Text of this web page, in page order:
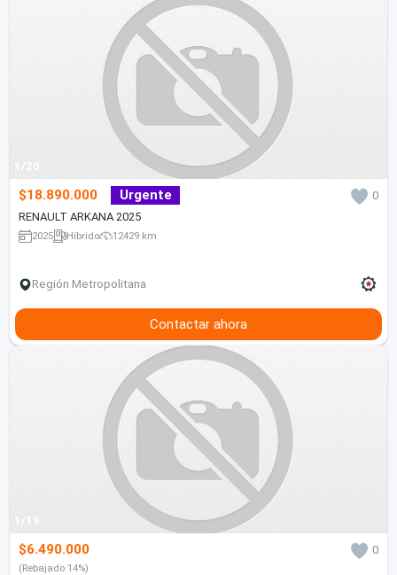
1/20
$18.890.000 Urgente
0
RENAULT ARKANA 2025
2025 Híbrido 12429 km
Región Metropolitana
Contactar ahora
1/19
$6.490.000 0
(Rebajado 14%)